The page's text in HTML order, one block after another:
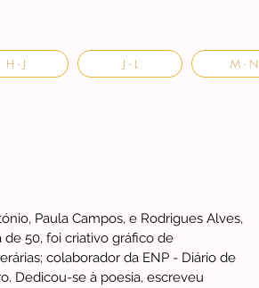
H - J J - L M - N
Paula Campos, e Rodrigues Alves,
de 50, foi criativo gráfico de
colaborador da ENP - Diário de
Dedicou-se à poesia, escreveu